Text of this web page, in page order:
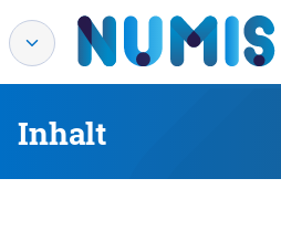
Inhalt